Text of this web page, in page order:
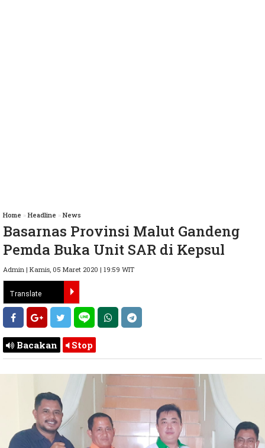
Home » Headline » News
Basarnas Provinsi Malut Gandeng
Pemda Buka Unit SAR di Kepsul
Admin | Kamis, 05 Maret 2020 | 19:59 WIT
Bacakan Stop